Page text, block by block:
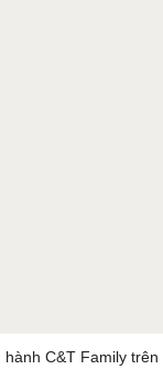
C&T Family trên